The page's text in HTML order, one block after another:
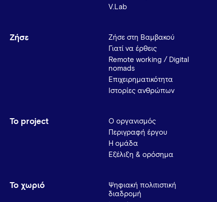
V.Lab
Ζήσε
Ζήσε στη Βαμβακού
Γιατί να έρθεις
Remote working / Digital
nomads
Επιχειρηματικότητα
Ιστορίες ανθρώπων
Το project
Ο οργανισμός
Περιγραφή έργου
Η ομάδα
Εξέλιξη & ορόσημα
Το χωριό
Ψηφιακή πολιτιστική
διαδρομή